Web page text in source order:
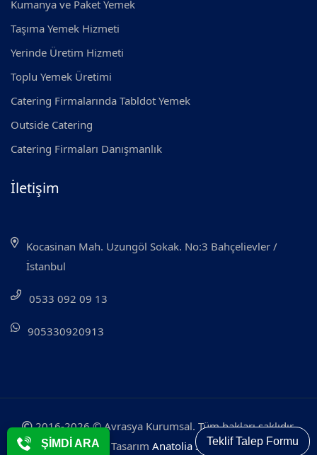
ŞİMDİ ARA
Kumanya ve Paket Yemek
Taşıma Yemek Hizmeti
Yerinde Üretim Hizmeti
Toplu Yemek Üretimi
Catering Firmalarında Tabldot Yemek
Outside Catering
Catering Firmaları Danışmanlık
İletişim
Kocasinan Mah. Uzungöl Sokak. No:3 Bahçelievler /
İstanbul
0533 092 09 13
905330920913
2016-2026 © Avrasya Kurumsal. Tüm hakları saklıdır.
Web Tasarım Anatolia SystemTeklif Talep Formu